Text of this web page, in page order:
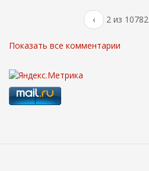
‹ 2 из 10782
Показать все комментарии